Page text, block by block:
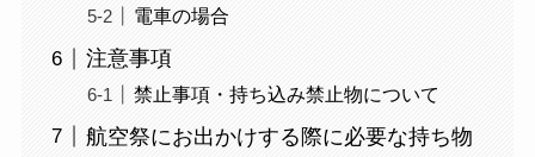
電車の場合
注意事項
禁止事項・持ち込み禁止物について
航空祭にお出かけする際に必要な持ち物